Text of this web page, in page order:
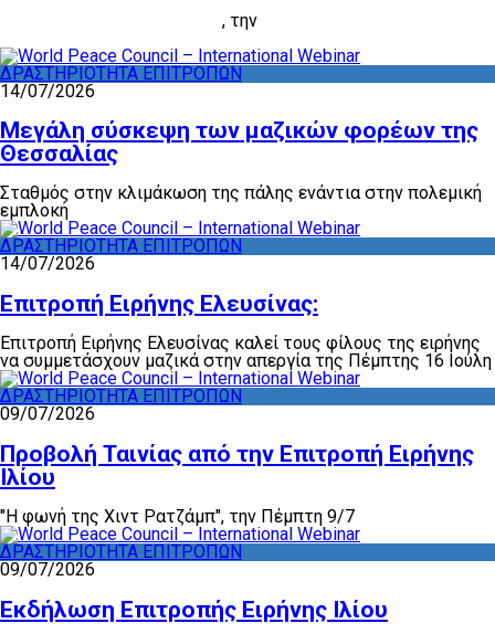
, την
ΔΡΑΣΤΗΡΙΟΤΗΤΑ ΕΠΙΤΡΟΠΩΝ
14/07/2026
Μεγάλη σύσκεψη των μαζικών φορέων της
Θεσσαλίας
Σταθμός στην κλιμάκωση της πάλης ενάντια στην πολεμική
εμπλοκή
ΔΡΑΣΤΗΡΙΟΤΗΤΑ ΕΠΙΤΡΟΠΩΝ
14/07/2026
Επιτροπή Ειρήνης Ελευσίνας:
Επιτροπή Ειρήνης Ελευσίνας καλεί τους φίλους της ειρήνης
να συμμετάσχουν μαζικά στην απεργία της Πέμπτης 16 Ιούλη
ΔΡΑΣΤΗΡΙΟΤΗΤΑ ΕΠΙΤΡΟΠΩΝ
09/07/2026
Προβολή Ταινίας από την Επιτροπή Ειρήνης
Ιλίου
"Η φωνή της Χιντ Ρατζάμπ", την Πέμπτη 9/7
ΔΡΑΣΤΗΡΙΟΤΗΤΑ ΕΠΙΤΡΟΠΩΝ
09/07/2026
Εκδήλωση Επιτροπής Ειρήνης Ιλίου